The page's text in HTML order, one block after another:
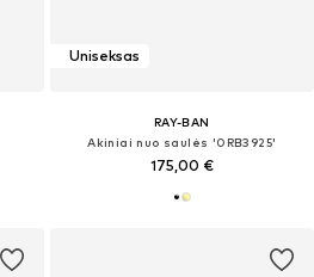
Uniseksas
RAY-BAN
Akiniai nuo saulės '0RB3925'
175,00 €